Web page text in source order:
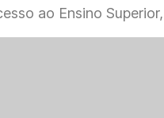
ao Ensino